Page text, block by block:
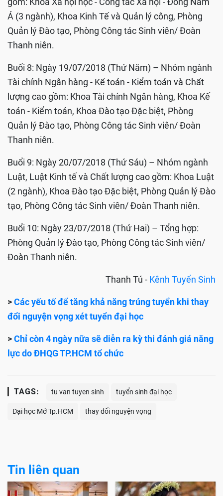
Á (3 ngành), Khoa Kinh Tế và Quản lý công, Phòng
Quản lý Đào tạo, Phòng Công tác Sinh viên/ Đoàn
Thanh niên.
Buổi 8: Ngày 19/07/2018 (Thứ Năm) – Nhóm ngành
Tài chính Ngân hàng - Kế toán - Kiểm toán và Chất
lượng cao gồm: Khoa Tài chính Ngân hàng, Khoa Kế
toán - Kiểm toán, Khoa Đào tạo Đặc biệt, Phòng
Quản lý Đào tạo, Phòng Công tác Sinh viên/ Đoàn
Thanh niên.
Buổi 9: Ngày 20/07/2018 (Thứ Sáu) – Nhóm ngành
Luật, Luật Kinh tế và Chất lượng cao gồm: Khoa Luật
(2 ngành), Khoa Đào tạo Đặc biệt, Phòng Quản lý Đào
tạo, Phòng Công tác Sinh viên/ Đoàn Thanh niên.
Buổi 10: Ngày 23/07/2018 (Thứ Hai) – Tổng hợp:
Phòng Quản lý Đào tạo, Phòng Công tác Sinh viên/
Đoàn Thanh niên.
Thanh Tú - Kênh Tuyển Sinh
>Các yếu tố để tăng khả năng trúng tuyển khi thay
đổi nguyện vọng xét tuyển đại học
>Chỉ còn 4 ngày nữa sẽ diễn ra kỳ thi đánh giá năng
lực do ĐHQG TP.HCM tổ chức
TAGS: tu van tuyen sinh tuyển sinh đại học
Đại học Mở Tp.HCM thay đổi nguyện vọng
Tin liên quan